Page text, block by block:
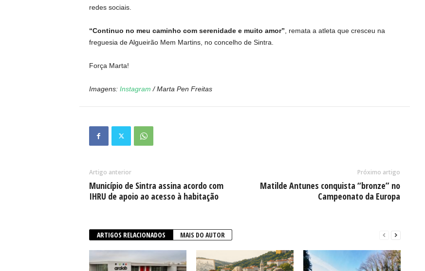
redes sociais.
“Continuo no meu caminho com serenidade e muito amor” , remata a atleta que cresceu na
freguesia de Algueirão Mem Martins, no concelho de Sintra.
Força Marta!
Imagens: Instagram / Marta Pen Freitas
Artigo anterior
Município de Sintra assina acordo com
IHRU de apoio ao acesso à habitação
Próximo artigo
Matilde Antunes conquista “bronze” no
Campeonato da Europa
ARTIGOS RELACIONADOS MAIS DO AUTOR